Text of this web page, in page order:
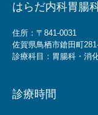
はらだ内科胃腸
住所：〒841-0031
佐賀県鳥栖市鎗田町
診療科目：胃腸科・消
診療時間